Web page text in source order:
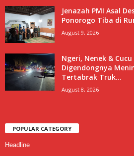
Jenazah PMI Asal
Ponorogo Tiba di
August 9, 2026
Ngeri, Nenek &
Digendongnya
Tertabrak Truk...
August 8, 2026
POPULAR CATEGORY
Headline